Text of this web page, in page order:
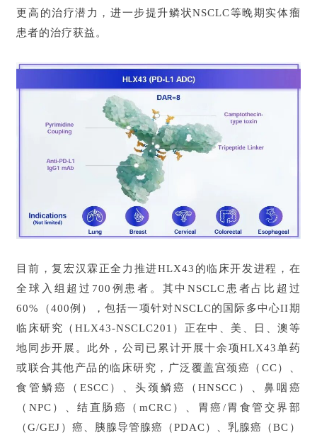
更高的治疗潜力，进一步提升鳞状NSCLC等晚期实体瘤
患者的治疗获益。
目前，复宏汉霖正全力推进HLX43的临床开发进程，在
全球入组超过700例患者。其中NSCLC患者占比超过
60%（400例），包括一项针对NSCLC的国际多中心II期
临床研究（HLX43-NSCLC201）正在中、美、日、澳等
地同步开展。此外，公司已累计开展十余项HLX43单药
或联合其他产品的临床研究，广泛覆盖宫颈癌（CC）、
食管鳞癌（ESCC）、头颈鳞癌（HNSCC）、鼻咽癌
（NPC）、结直肠癌（mCRC）、胃癌/胃食管交界部
（G/GEJ）癌、胰腺导管腺癌（PDAC）、乳腺癌（BC）